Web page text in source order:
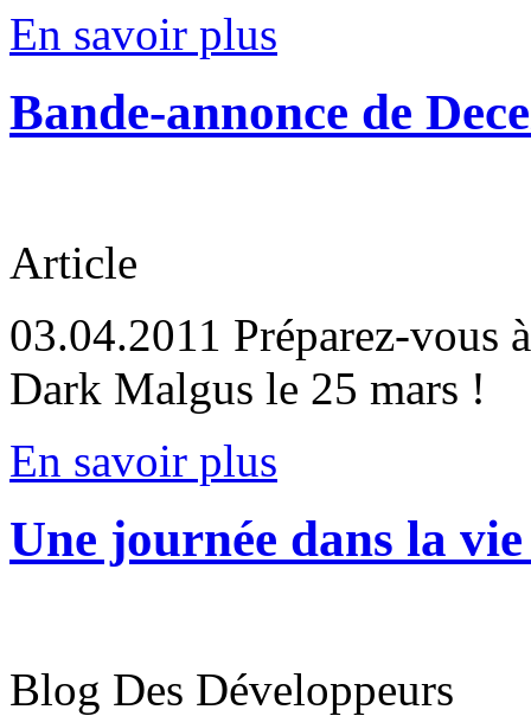
En savoir plus
Bande-annonce de
Article
03.04.2011 Préparez-vous
Dark Malgus le 25 mars !
En savoir plus
Une journée dans la
Blog Des Développeurs